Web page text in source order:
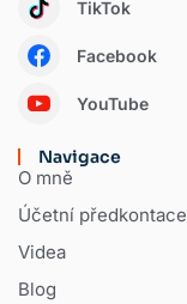
TikTok
Facebook
YouTube
Navigace
O mně
Účetní předkontace
Videa
Blog